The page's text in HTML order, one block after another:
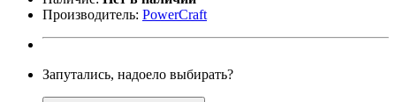
Производитель: PowerCraft
Запутались, надоело выбирать?